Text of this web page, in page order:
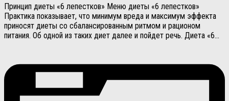
Принцип диеты «6 лепестков» Меню диеты «6 лепестков»
Практика показывает, что минимум вреда и максимум эффекта
приносят диеты со сбалансированным ритмом и рационом
питания. Об одной из таких диет далее и пойдет речь. Диета «6...